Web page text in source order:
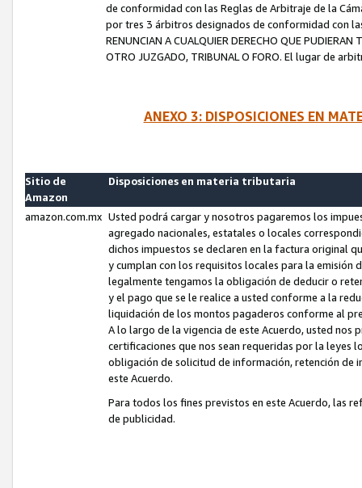
de conformidad con las Reglas de Arbitraje de la
por tres 3 árbitros designados de conformidad con las
RENUNCIAN A CUALQUIER DERECHO QUE
OTRO JUZGADO, TRIBUNAL O FORO. El lugar de
ANEXO 3: DISPOSICIONES EN
Sitio de
Amazon
Disposiciones en materia tributaria
amazon.com.mx Usted podrá cargar y nosotros pagaremos los
agregado nacionales, estatales o locales
dichos impuestos se declaren en la factura original
y cumplan con los requisitos locales para la emisión
legalmente tengamos la obligación de deducir o
y el pago que se le realice a usted conforme a la
liquidación de los montos pagaderos conforme al
A lo largo de la vigencia de este Acuerdo, usted
certificaciones que nos sean requeridas por la leyes
obligación de solicitud de información, retención de
este Acuerdo.
Para todos los fines previstos en este Acuerdo, las
de publicidad.